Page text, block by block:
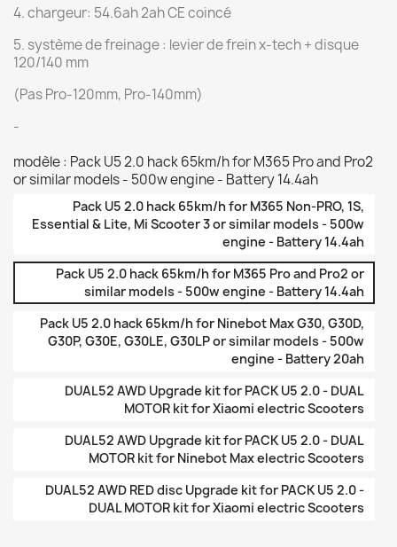
4. chargeur: 54.6ah 2ah CE coincé
5. système de freinage : levier de frein x-tech + disque
120/140 mm
(Pas Pro-120mm, Pro-140mm)
-
modèle : Pack U5 2.0 hack 65km/h for M365 Pro and Pro2
or similar models - 500w engine - Battery 14.4ah
Pack U5 2.0 hack 65km/h for M365 Non-PRO, 1S,
Essential & Lite, Mi Scooter 3 or similar models - 500w
engine - Battery 14.4ah
Pack U5 2.0 hack 65km/h for M365 Pro and Pro2 or
similar models - 500w engine - Battery 14.4ah
Pack U5 2.0 hack 65km/h for Ninebot Max G30, G30D,
G30P, G30E, G30LE, G30LP or similar models - 500w
engine - Battery 20ah
DUAL52 AWD Upgrade kit for PACK U5 2.0 - DUAL
MOTOR kit for Xiaomi electric Scooters
DUAL52 AWD Upgrade kit for PACK U5 2.0 - DUAL
MOTOR kit for Ninebot Max electric Scooters
DUAL52 AWD RED disc Upgrade kit for PACK U5 2.0 -
DUAL MOTOR kit for Xiaomi electric Scooters